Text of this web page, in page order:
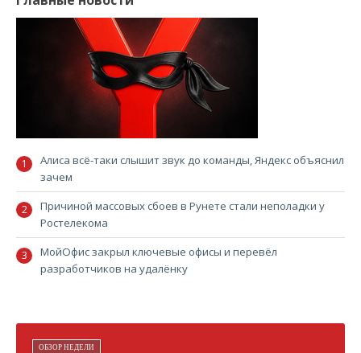
Алиса всё-таки слышит звук до команды, Яндекс объяснил
зачем
Причиной массовых сбоев в Рунете стали неполадки у
Ростелекома
МойОфис закрыл ключевые офисы и перевёл
разработчиков на удалёнку
ОБЗОР НЕДЕЛИ